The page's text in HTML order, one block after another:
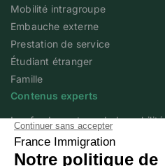
Mobilité intragroupe
Embauche externe
Prestation de service
Étudiant étranger
Famille
Contenus experts
Les fondamentaux de la mobilité
Articles experts
Flash info